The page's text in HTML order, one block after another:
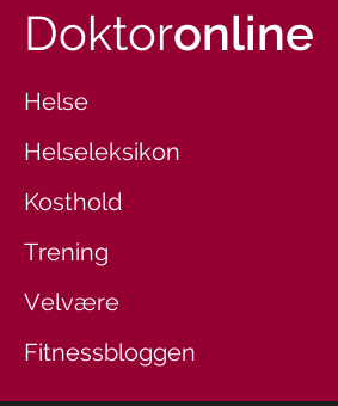
Doktoronline
Helse
Helseleksikon
Kosthold
Trening
Velvære
Fitnessbloggen